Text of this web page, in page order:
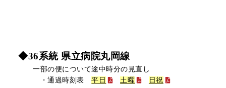
◆36系統 県立病院丸岡線
一部の便について途中時分の見直し
・通過時刻表平日 土曜 日祝